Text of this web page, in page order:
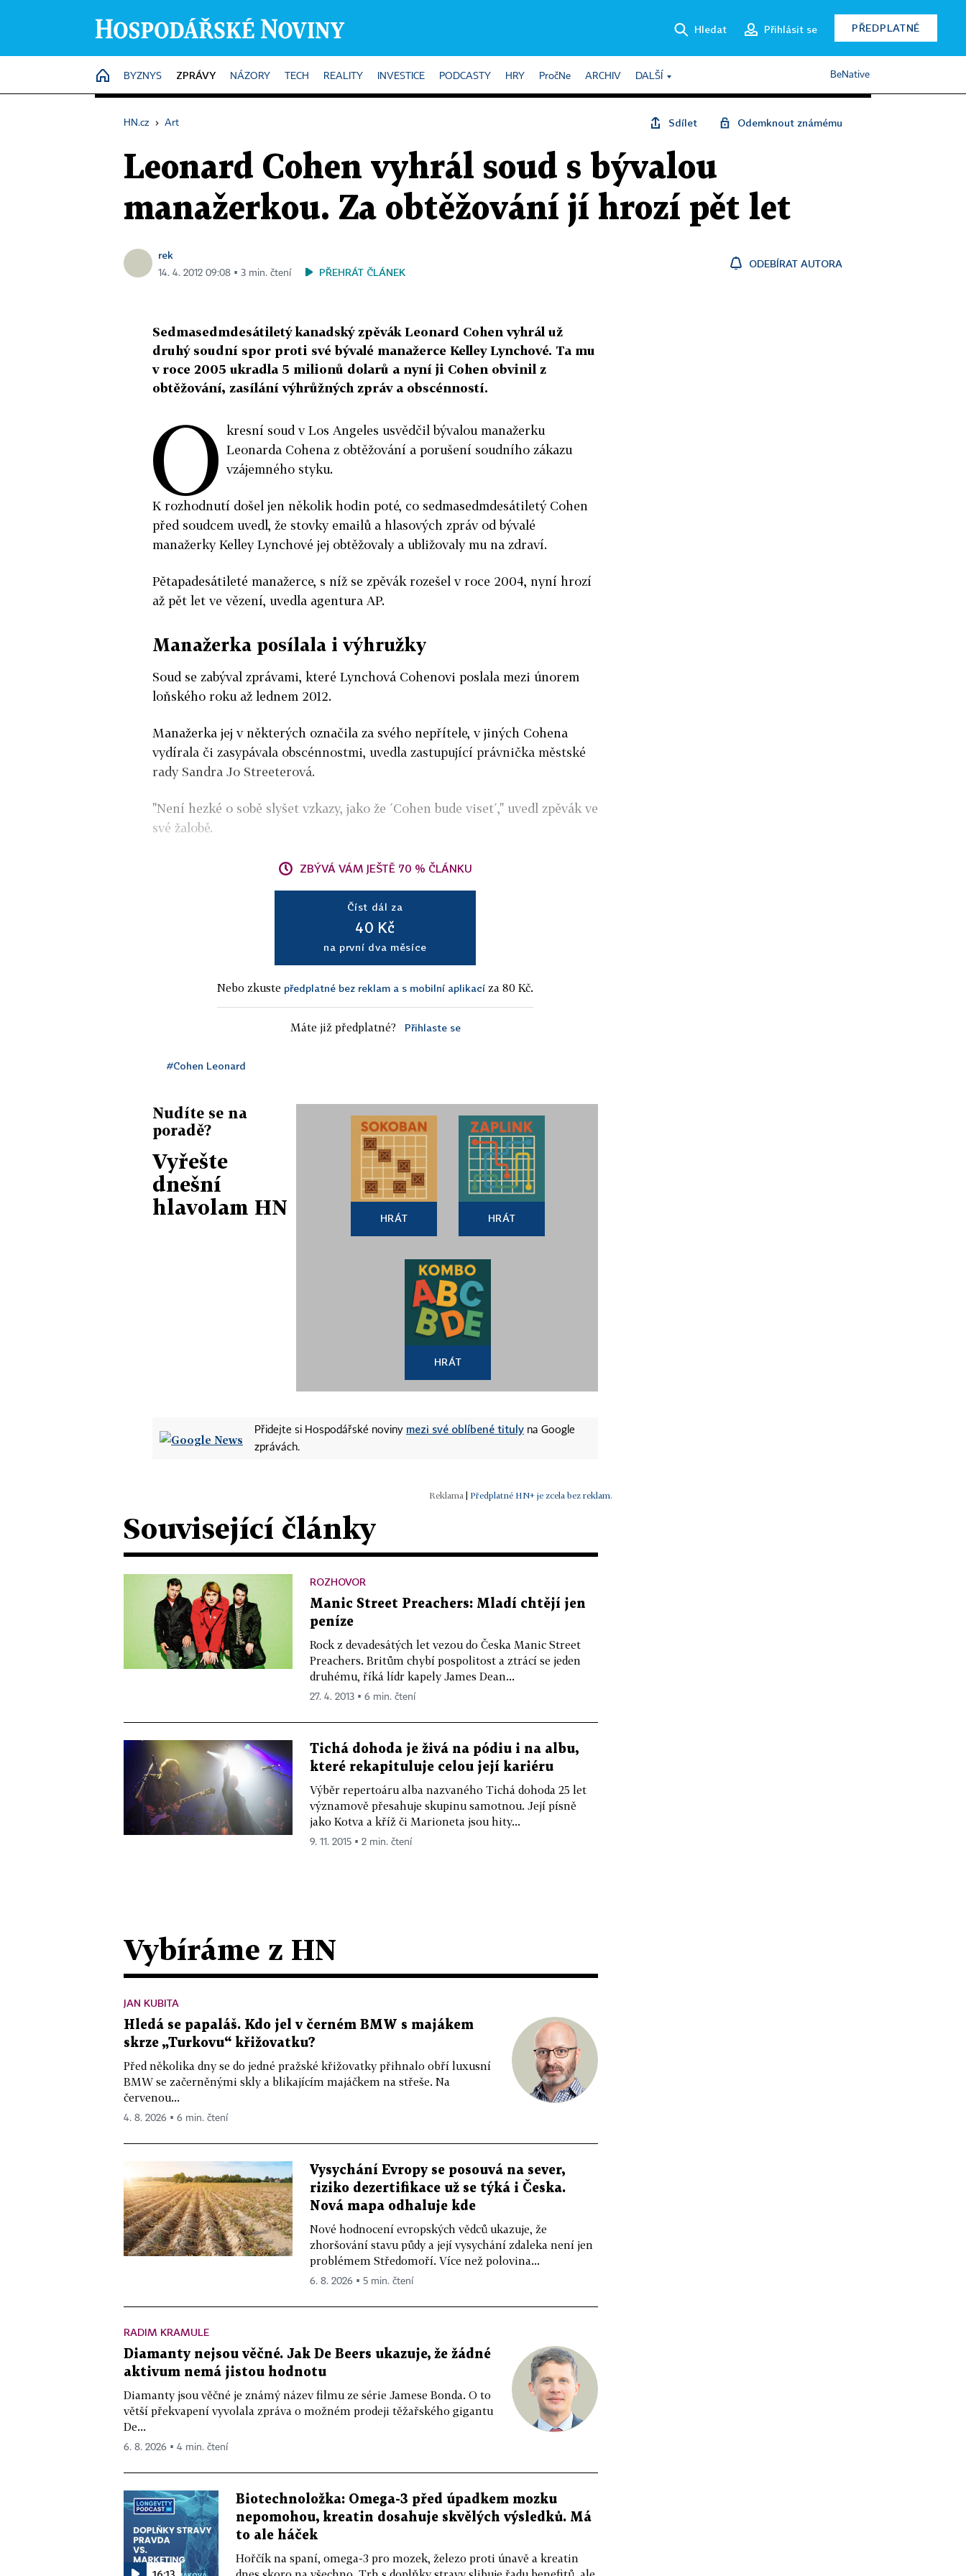
Hledat Přihlásit se PŘEDPLATNÉ
HOME
BYZNYS ZPRÁVY NÁZORY TECH REALITY INVESTICE PODCASTY HRY PročNe ARCHIV DALŠÍ BeNative
HN.cz › Art Sdílet Odemknout známému
Leonard Cohen vyhrál soud s bývalou
manažerkou. Za obtěžování jí hrozí pět let
rek
14. 4. 2012 09:08 ▪ 3 min. čtení PŘEHRÁT ČLÁNEK
ODEBÍRAT AUTORA
Sedmasedmdesátiletý kanadský zpěvák Leonard Cohen vyhrál už
druhý soudní spor proti své bývalé manažerce Kelley Lynchové. Ta mu
v roce 2005 ukradla 5 milionů dolarů a nyní ji Cohen obvinil z
obtěžování, zasílání výhrůžných zpráv a obscénností.
O kresní soud v Los Angeles usvědčil bývalou manažerku
Leonarda Cohena z obtěžování a porušení soudního zákazu
vzájemného styku.
K rozhodnutí došel jen několik hodin poté, co sedmasedmdesátiletý Cohen
před soudcem uvedl, že stovky emailů a hlasových zpráv od bývalé
manažerky Kelley Lynchové jej obtěžovaly a ubližovaly mu na zdraví.
Pětapadesátileté manažerce, s níž se zpěvák rozešel v roce 2004, nyní hrozí
až pět let ve vězení, uvedla agentura AP.
Manažerka posílala i výhružky
Soud se zabýval zprávami, které Lynchová Cohenovi poslala mezi únorem
loňského roku až lednem 2012.
Manažerka jej v některých označila za svého nepřítele, v jiných Cohena
vydírala či zasypávala obscénnostmi, uvedla zastupující právnička městské
rady Sandra Jo Streeterová.
"Není hezké o sobě slyšet vzkazy, jako že ´Cohen bude viset´," uvedl zpěvák ve
své žalobě.
ZBÝVÁ VÁM JEŠTĚ 70 % ČLÁNKU
Číst dál za
40 Kč
na první dva měsíce
Nebo zkuste předplatné bez reklam a s mobilní aplikací za 80 Kč.
Máte již předplatné? Přihlaste se
#Cohen Leonard
Nudíte se na
poradě?
Vyřešte
dnešní
hlavolam HN
HRÁT HRÁT
HRÁT
Přidejte si Hospodářské noviny mezi své oblíbené tituly na Google
zprávách.
Předplatné HN+ je zcela bez reklam.
Související články
ROZHOVOR
Manic Street Preachers: Mladí chtějí jen
peníze
Rock z devadesátých let vezou do Česka Manic Street
Preachers. Britům chybí pospolitost a ztrácí se jeden
druhému, říká lídr kapely James Dean...
27. 4. 2013 ▪ 6 min. čtení
Tichá dohoda je živá na pódiu i na albu,
které rekapituluje celou její kariéru
Výběr repertoáru alba nazvaného Tichá dohoda 25 let
významově přesahuje skupinu samotnou. Její písně
jako Kotva a kříž či Marioneta jsou hity...
9. 11. 2015 ▪ 2 min. čtení
Vybíráme z HN
JAN KUBITA
Hledá se papaláš. Kdo jel v černém BMW s majákem
skrze „Turkovu“ křižovatku?
Před několika dny se do jedné pražské křižovatky přihnalo obří luxusní
BMW se začerněnými skly a blikajícím majáčkem na střeše. Na
červenou...
4. 8. 2026 ▪ 6 min. čtení
Vysychání Evropy se posouvá na sever,
riziko dezertifikace už se týká i Česka.
Nová mapa odhaluje kde
Nové hodnocení evropských vědců ukazuje, že
zhoršování stavu půdy a její vysychání zdaleka není jen
problémem Středomoří. Více než polovina...
6. 8. 2026 ▪ 5 min. čtení
RADIM KRAMULE
Diamanty nejsou věčné. Jak De Beers ukazuje, že žádné
aktivum nemá jistou hodnotu
Diamanty jsou věčné je známý název filmu ze série Jamese Bonda. O to
větší překvapení vyvolala zpráva o možném prodeji těžařského gigantu
De...
6. 8. 2026 ▪ 4 min. čtení
16:13
Biotechnoložka: Omega-3 před úpadkem mozku
nepomohou, kreatin dosahuje skvělých výsledků. Má
to ale háček
Hořčík na spaní, omega-3 pro mozek, železo proti únavě a kreatin